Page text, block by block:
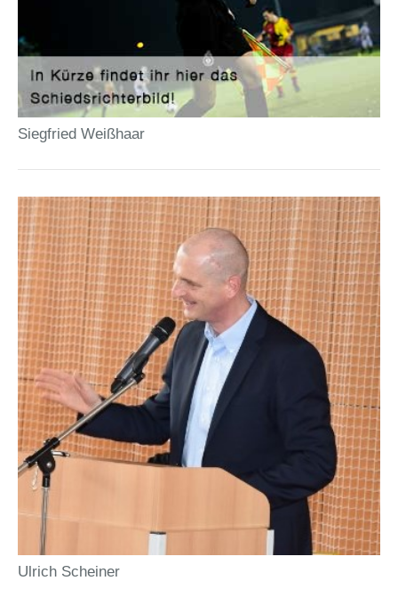
Siegfried Weißhaar
Ulrich Scheiner